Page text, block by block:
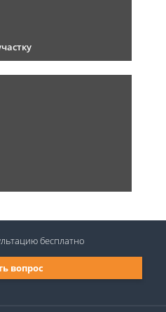
вопрос
бесплатно